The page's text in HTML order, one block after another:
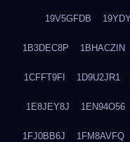
19V5GFDB
1B3DEC8P 1BHACZIN
1CFFT9FI 1D9U2JR1
1E8JEY8J 1EN94O56
1FJ0BB6J 1FM8AVFQ